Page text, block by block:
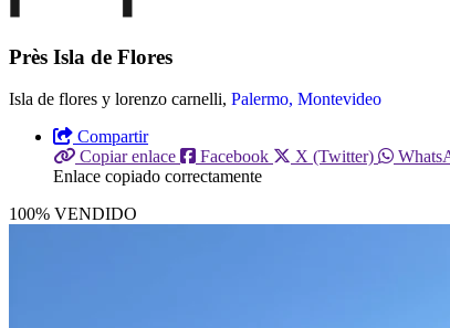
Près Isla de Flores
Isla de flores y lorenzo carnelli, Palermo, Montevideo
Compartir
Copiar enlace
Facebook X (Twitter)
Enlace copiado correctamente
100% VENDIDO